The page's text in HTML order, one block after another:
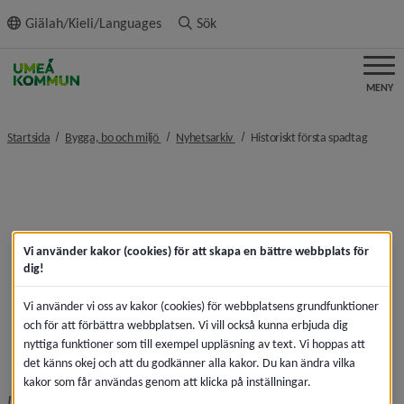
innehållet
Giälah/Kieli/Languages Sök
MENY
Startsida Bygga, bo och miljö nivå i brödsmulenavigeringen
Nyhetsarkiv nivå i brödsmulenavigeringen
Historiskt första spadtagnivå i
Vi använder kakor (cookies) för att skapa en bättre webbplats för
dig!
Vi använder vi oss av kakor (cookies) för webbplatsens grundfunktioner
och för att förbättra webbplatsen. Vi vill också kunna erbjuda dig
nyttiga funktioner som till exempel uppläsning av text. Vi hoppas att
det känns okej och att du godkänner alla kakor. Du kan ändra vilka
kakor som får användas genom att klicka på inställningar.